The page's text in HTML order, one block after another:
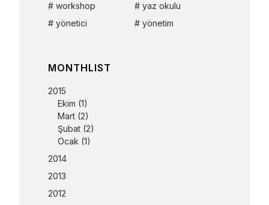
workshop
yaz okulu
yönetici
yönetim
MONTHLIST
2015
Ekim (1)
Mart (2)
Şubat (2)
Ocak (1)
2014
2013
2012